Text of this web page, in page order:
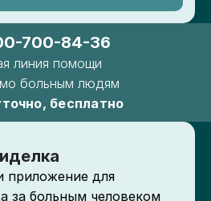
700-84-36
линия помощи
больным людям
бесплатно
приложение для
за больным человеком